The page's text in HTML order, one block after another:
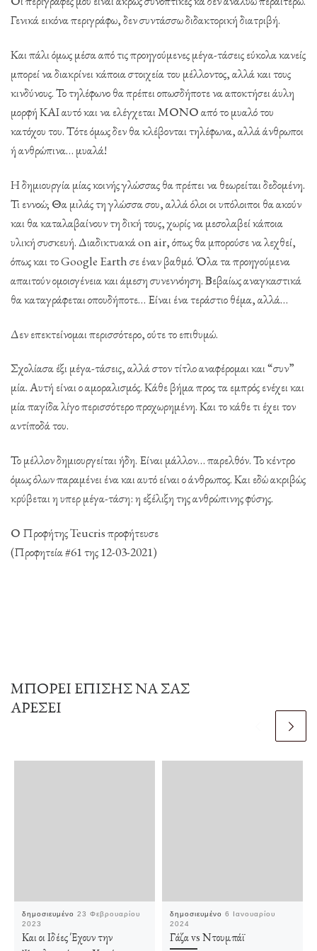
Γενικά εικόνα περιγράφω, δεν συντάσσω διδακτορική διατριβή.
Και πάλι όμως μέσα από τις προηγούμενες μέγα-τάσεις εύκολα κανείς
μπορεί να διακρίνει κάποια στοιχεία του μέλλοντος, αλλά και τους
κινδύνους. Το τηλέφωνο θα πρέπει οπωσδήποτε να αποκτήσει άυλη
μορφή ΚΑΙ αυτό και να ελέγχεται ΜΟΝΟ από το μυαλό του
κατόχου του. Τότε όμως δεν θα κλέβονται τηλέφωνα, αλλά άνθρωποι
ή ανθρώπινα… μυαλά!
Η δημιουργία μίας κοινής γλώσσας θα πρέπει να θεωρείται δεδομένη.
Τι εννοώ; Θα μιλάς τη γλώσσα σου, αλλά όλοι οι υπόλοιποι θα ακούν
και θα καταλαβαίνουν τη δική τους, χωρίς να μεσολαβεί κάποια
υλική συσκευή. Διαδικτυακά on air, όπως θα μπορούσε να λεχθεί,
όπως και το Google Earth σε έναν βαθμό. Όλα τα προηγούμενα
απαιτούν ομοιογένεια και άμεση συνεννόηση. Βεβαίως αναγκαστικά
θα καταγράφεται οπουδήποτε… Είναι ένα τεράστιο θέμα, αλλά…
Δεν επεκτείνομαι περισσότερο, ούτε το επιθυμώ.
Σχολίασα έξι μέγα-τάσεις, αλλά στον τίτλο αναφέρομαι και “συν”
μία. Αυτή είναι ο αμοραλισμός. Κάθε βήμα προς τα εμπρός ενέχει και
μία παγίδα λίγο περισσότερο προχωρημένη. Και το κάθε τι έχει τον
αντίποδά του.
Το μέλλον δημιουργείται ήδη. Είναι μάλλον… παρελθόν. Το κέντρο
όμως όλων παραμένει ένα και αυτό είναι ο άνθρωπος. Και εδώ ακριβώς
κρύβεται η υπερ μέγα-τάση: η εξέλιξη της ανθρώπινης φύσης.
Ο Προφήτης Teucris προφήτευσε
(Προφητεία #61 της 12-03-2021)
ΜΠΟΡΕΊ ΕΠΊΣΗΣ ΝΑ ΣΑΣ
ΑΡΈΣΕΙ
δημοσιευμένο23 Φεβρουαρίου
2023
Και οι Ιδέες Έχουν την
δημοσιευμένο6 Ιανουαρίου
2024
Γάζα vs Ντουμπάϊ